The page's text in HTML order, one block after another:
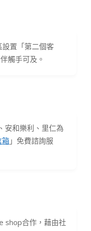
設置「第二個客
觸手可及。
安和樂利、里仁為
箱 」免費諮詢服
shop合作，藉由社